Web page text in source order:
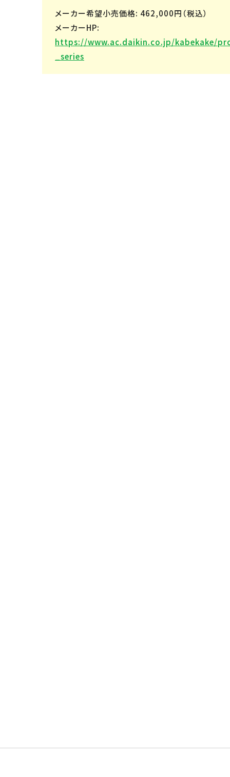
メーカー希望小売価格: 462,000円（税込）
メーカーHP:
https://www.ac.daikin.co.jp/kabekake/
_series